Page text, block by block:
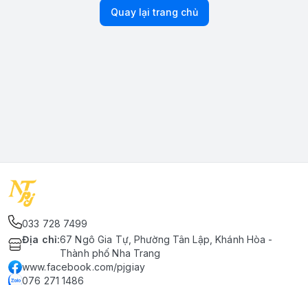
Quay lại trang chủ
033 728 7499
Địa chỉ:67 Ngô Gia Tự, Phường Tân Lập, Khánh Hòa -
Thành phố Nha Trang
www.facebook.com/pjgiay
076 271 1486